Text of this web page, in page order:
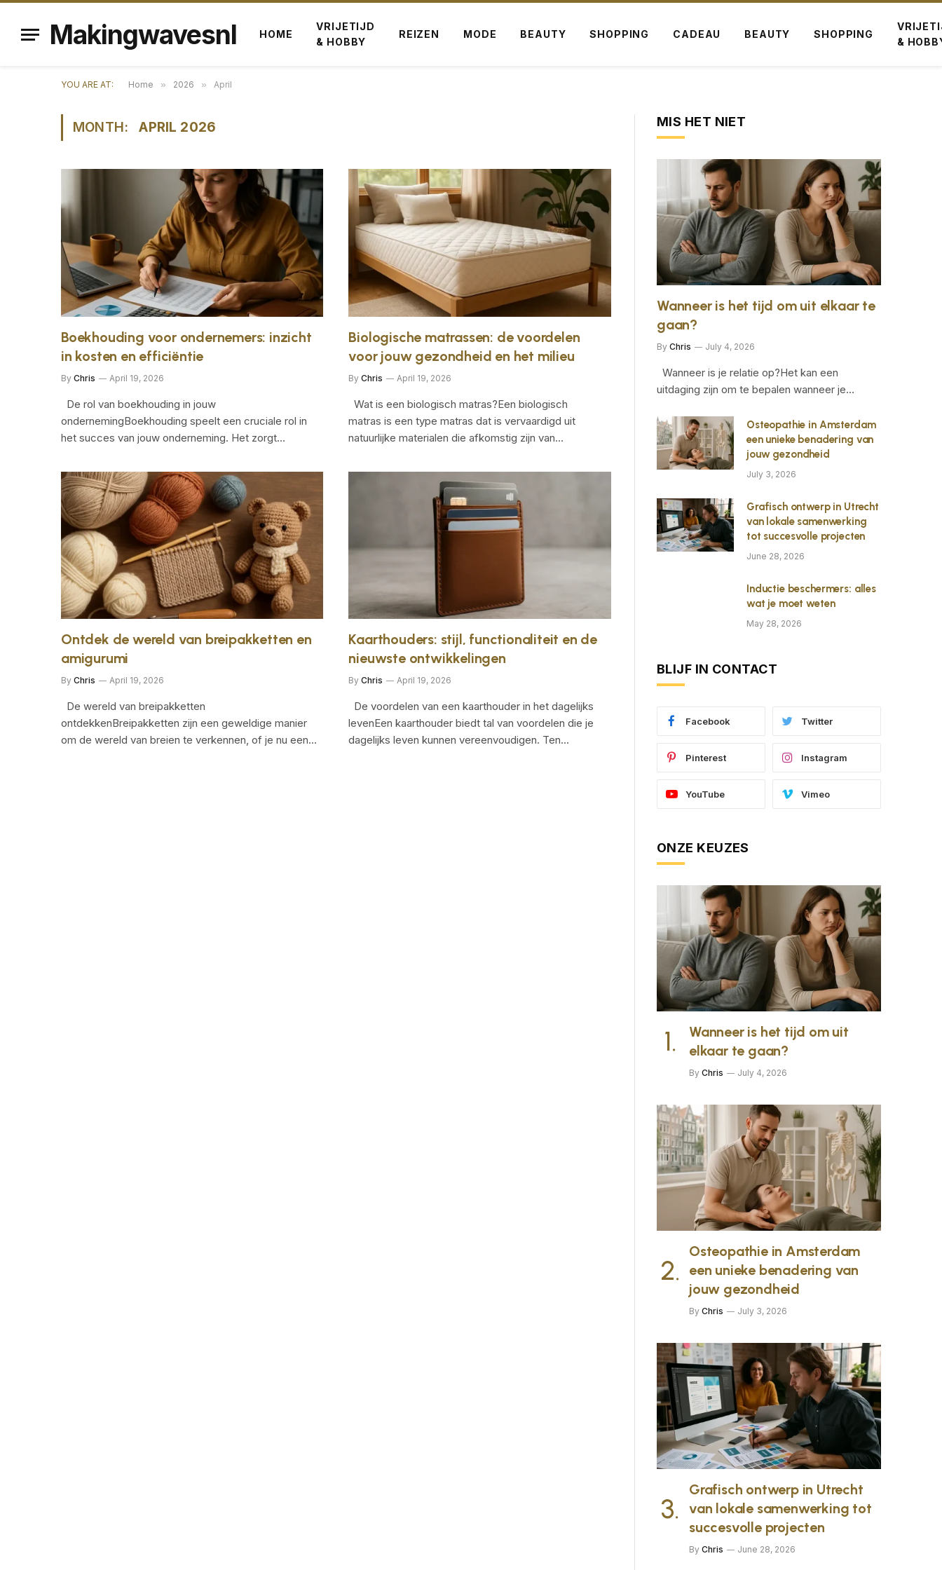
Makingwavesnl HOME
VRIJETIJD
& HOBBY
REIZEN MODE BEAUTY SHOPPING CADEAU BEAUTY SHOPPING
&
YOU ARE AT: Home » 2026 » April
MONTH: APRIL 2026
Boekhouding voor ondernemers: inzicht
in kosten en efficiëntie
By Chris April 19, 2026
De rol van boekhouding in jouw
ondernemingBoekhouding speelt een cruciale rol in
het succes van jouw onderneming. Het zorgt…
Biologische matrassen: de voordelen
voor jouw gezondheid en het milieu
By Chris April 19, 2026
Wat is een biologisch matras?Een biologisch
matras is een type matras dat is vervaardigd uit
natuurlijke materialen die afkomstig zijn van…
Ontdek de wereld van breipakketten en
amigurumi
By Chris April 19, 2026
De wereld van breipakketten
ontdekkenBreipakketten zijn een geweldige manier
om de wereld van breien te verkennen, of je nu een…
Kaarthouders: stijl, functionaliteit en de
nieuwste ontwikkelingen
By Chris April 19, 2026
De voordelen van een kaarthouder in het dagelijks
levenEen kaarthouder biedt tal van voordelen die je
dagelijks leven kunnen vereenvoudigen. Ten…
MIS HET NIET
Wanneer is het tijd om uit elkaar te
gaan?
By Chris July 4, 2026
Wanneer is je relatie op?Het kan een
uitdaging zijn om te bepalen wanneer je…
Osteopathie in Amsterdam
een unieke benadering van
jouw gezondheid
July 3, 2026
Grafisch ontwerp in Utrecht
van lokale samenwerking
tot succesvolle projecten
June 28, 2026
Inductie beschermers: alles
wat je moet weten
May 28, 2026
BLIJF IN CONTACT
Facebook Twitter
Pinterest Instagram
YouTube Vimeo
ONZE KEUZES
Wanneer is het tijd om uit
elkaar te gaan?
By Chris July 4, 2026
Osteopathie in Amsterdam
een unieke benadering van
jouw gezondheid
By Chris July 3, 2026
Grafisch ontwerp in Utrecht
van lokale samenwerking tot
succesvolle projecten
By Chris June 28, 2026